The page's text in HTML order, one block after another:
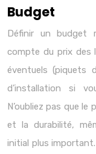
Budget
Définir un budget
compte du prix des
éventuels (piquets
d’installation si
N’oubliez pas que
et la durabilité,
initial plus